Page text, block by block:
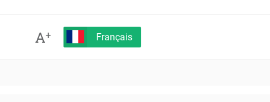
A+ Français